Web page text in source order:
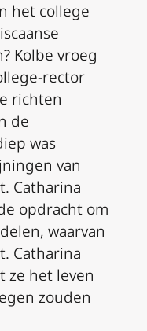
het college
Kolbe vroeg
rector
richten
de
was
van
Catharina
opdracht om
waarvan
Catharina
ze het leven
zouden